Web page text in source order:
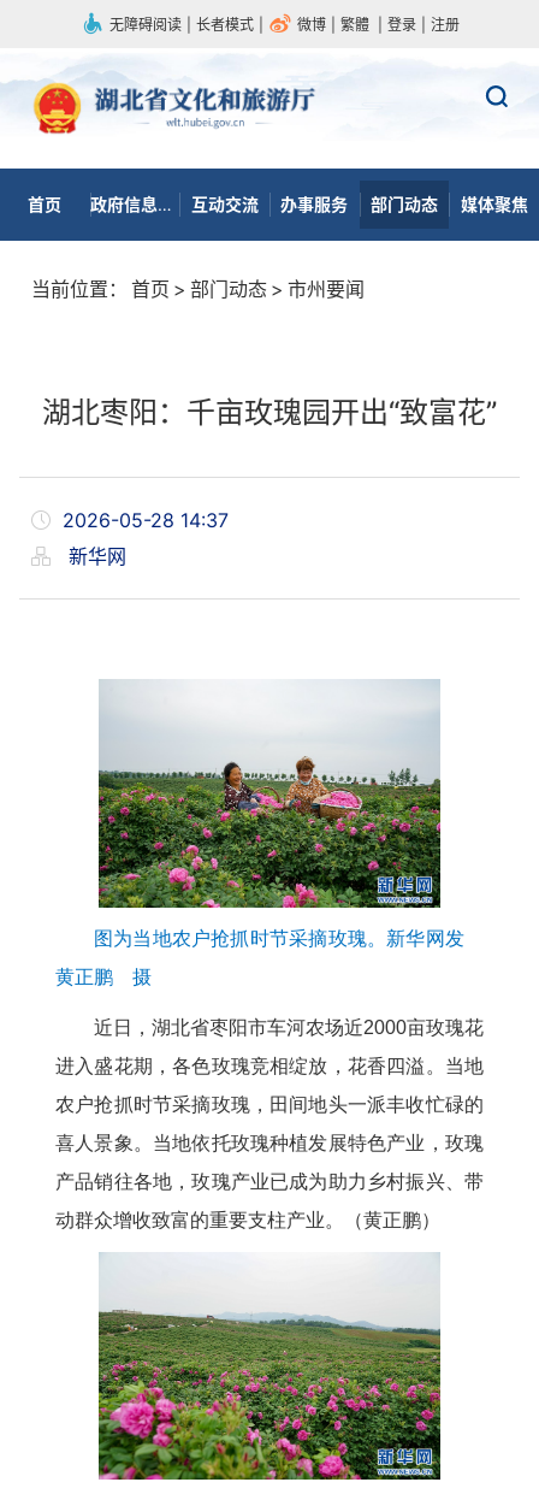
无障碍阅读 长者模式 微博 繁體 登录 注册
首页 政府信息公开 互动交流 办事服务 部门动态 媒体聚焦
当前位置： 首页 > 部门动态 > 市州要闻
湖北枣阳：千亩玫瑰园开出“致富花”
2026-05-28 14:37
新华网
图为当地农户抢抓时节采摘玫瑰。新华网发
黄正鹏 摄
近日，湖北省枣阳市车河农场近2000亩玫瑰花
进入盛花期，各色玫瑰竞相绽放，花香四溢。当地
农户抢抓时节采摘玫瑰，田间地头一派丰收忙碌的
喜人景象。当地依托玫瑰种植发展特色产业，玫瑰
产品销往各地，玫瑰产业已成为助力乡村振兴、带
动群众增收致富的重要支柱产业。（黄正鹏）